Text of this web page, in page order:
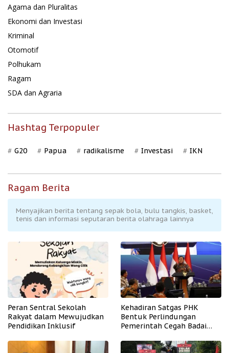
Agama dan Pluralitas
Ekonomi dan Investasi
Kriminal
Otomotif
Polhukam
Ragam
SDA dan Agraria
Hashtag Terpopuler
G20 Papua radikalisme Investasi IKN
Ragam Berita
Menyajikan berita tentang sepak bola, bulu tangkis, basket,
tenis dan informasi seputaran berita olahraga lainnya
Peran Sentral Sekolah
Rakyat dalam Mewujudkan
Pendidikan Inklusif
Kehadiran Satgas PHK
Bentuk Perlindungan
Pemerintah Cegah Badai